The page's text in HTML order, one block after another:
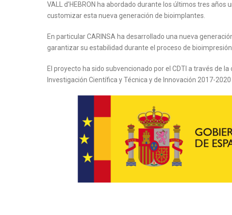
VALL d’HEBRON ha abordado durante los últimos tres
customizar esta nueva generación de bioimplantes.
En particular CARINSA ha desarrollado una nueva
garantizar su estabilidad durante el proceso de
El proyecto ha sido subvencionado por el CDTI a través de
Investigación Científica y Técnica y de Innovación 2017-2020